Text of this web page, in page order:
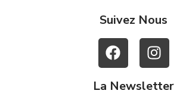
Suivez Nous
La Newsletter